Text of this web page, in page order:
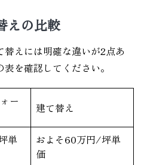
えの比較
えには明確な違いが2点あ
を確認してください。
ー
建て替え
単
およそ60万円/坪単
価